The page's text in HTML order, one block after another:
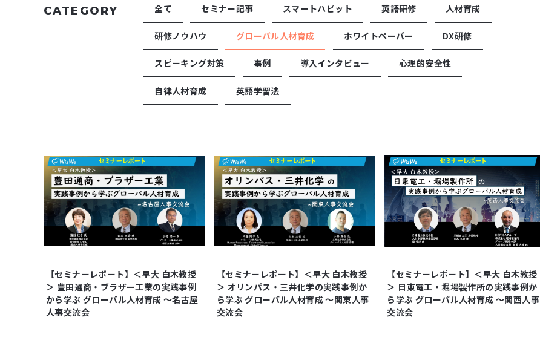
CATEGORY 全て セミナー記事 スマートハビット 英語研修 人材育成
研修ノウハウ グローバル人材育成 ホワイトペーパー DX研修
スピーキング対策 事例 導入インタビュー 心理的安全性
自律人材育成 英語学習法
【セミナーレポート】＜早大 白木教授
＞ 豊田通商・ブラザー工業の実践事例
から学ぶ グローバル人材育成 ～名古屋
人事交流会
【セミナーレポート】＜早大 白木教授
＞ オリンパス・三井化学の実践事例か
ら学ぶ グローバル人材育成 ～関東人事
交流会
【セミナーレポート】＜早大 白木教授
＞ 日東電工・堀場製作所の実践事例か
ら学ぶ グローバル人材育成 ～関西人事
交流会